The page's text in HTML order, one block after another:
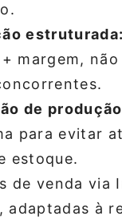
estruturada:
margem, não
de
para evitar
estoque.
de venda via
adaptadas à